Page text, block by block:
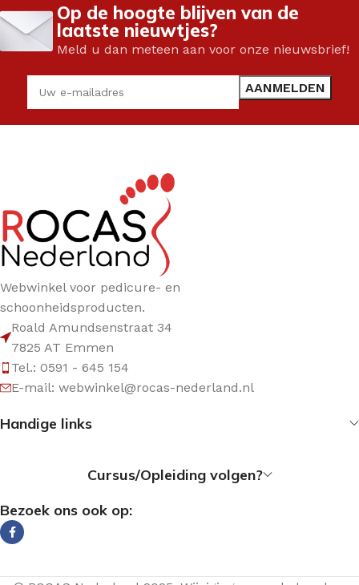
Op de hoogte blijven van de
laatste nieuwtjes?
Meld u dan meteen aan voor onze nieuwsbrief!
Webwinkel voor pedicure- en
schoonheidsproducten.
Roald Amundsenstraat 34
7825 AT Emmen
Tel.: 0591 - 645 154
E-mail: webwinkel@rocas-nederland.nl
Handige links
Cursus/Opleiding volgen?
Bezoek ons ook op: